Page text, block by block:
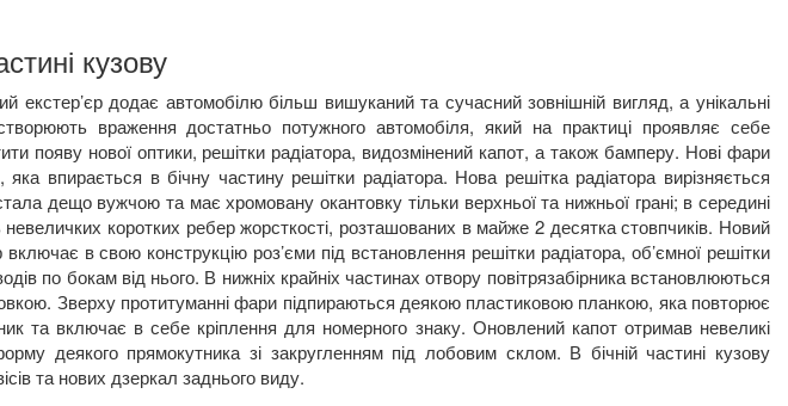
кузову
екстер’єр додає автомобілю більш вишуканий та сучасний зовнішній вигляд, а унікальні
враження достатньо потужного автомобіля, який на практиці проявляє себе
появу нової оптики, решітки радіатора, видозмінений капот, а також бамперу. Нові фари
впирається в бічну частину решітки радіатора. Нова решітка радіатора вирізняється
дещо вужчою та має хромовану окантовку тільки верхньої та нижньої грані; в середині
невеличких коротких ребер жорсткості, розташованих в майже 2 десятка стовпчиків. Новий
в свою конструкцію роз’єми під встановлення решітки радіатора, об’ємної решітки
по бокам від нього. В нижніх крайніх частинах отвору повітрязабірника встановлюються
Зверху протитуманні фари підпираються деякою пластиковою планкою, яка повторює
та включає в себе кріплення для номерного знаку. Оновлений капот отримав невеликі
деякого прямокутника зі закругленням під лобовим склом. В бічній частині кузову
та нових дзеркал заднього виду.